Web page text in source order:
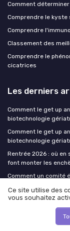
Comment
Comprendre le kyste
Comprendre
Classement des
Comprendre le
cicatrices
Les derniers
Comment le get up
biotechnologie
Comment le get up
biotechnologie
Rentrée 2026 : où
font monter les
Comment un comité
Management
les talents et
Ce site utilise des
vous souhaitez